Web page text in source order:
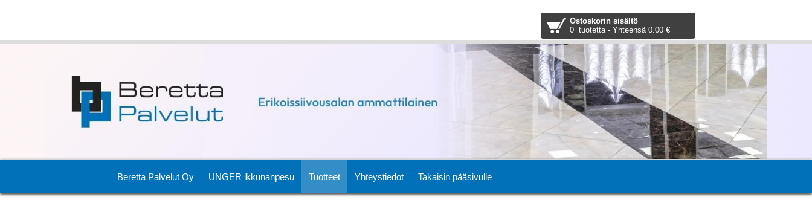
Ostoskorin sisältö
0 tuotetta - Yhteensä 0.00 €
Beretta Palvelut Oy UNGER ikkunanpesu Tuotteet Yhteystiedot Takaisin pääsivulle